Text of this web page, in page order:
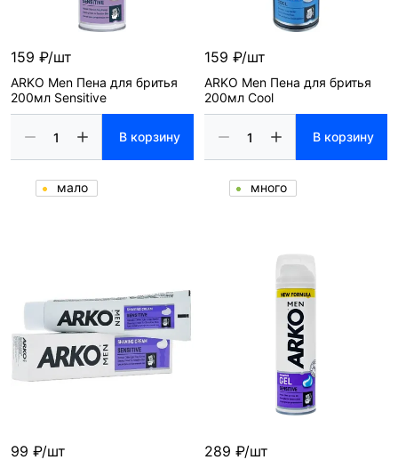
159 ₽/шт
ARKO Men Пена для бритья
200мл Sensitive
В корзину
мало
159 ₽/шт
ARKO Men Пена для бритья
200мл Cool
В корзину
много
99 ₽/шт 289 ₽/шт